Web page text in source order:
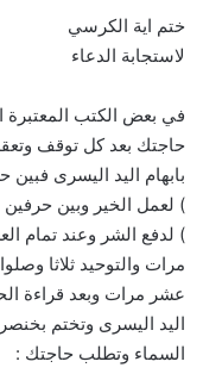
ختم اية الكرسي
لاستجابة الدعاء
في بعض الكتب
حاجتك بعد كل توقف
بابهام اليد اليسرى
) لعمل الخير وبين
) لدفع الشر وعند تمام
مرات والتوحيد ثلاثا
عشر مرات وبعد قراءة
اليد اليسرى وتختم
السماء وتطلب حاجتك :